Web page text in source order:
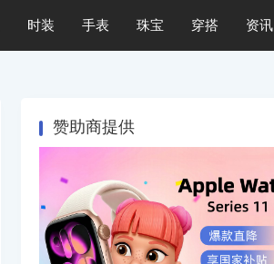
时装 手表 珠宝 穿搭 资讯
赞助商提供